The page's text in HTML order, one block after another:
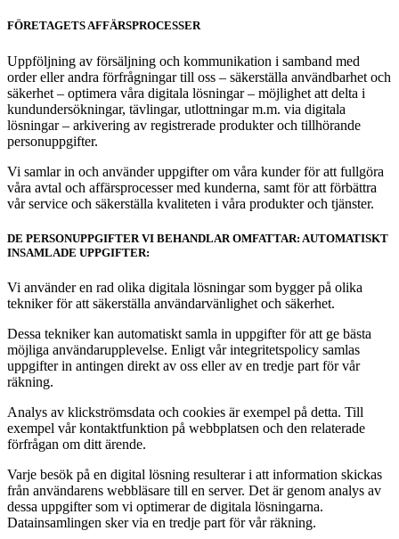
FÖRETAGETS AFFÄRSPROCESSER
Uppföljning av försäljning och kommunikation i samband med
order eller andra förfrågningar till oss – säkerställa användbarhet och
säkerhet – optimera våra digitala lösningar – möjlighet att delta i
kundundersökningar, tävlingar, utlottningar m.m. via digitala
lösningar – arkivering av registrerade produkter och tillhörande
personuppgifter.
Vi samlar in och använder uppgifter om våra kunder för att fullgöra
våra avtal och affärsprocesser med kunderna, samt för att förbättra
vår service och säkerställa kvaliteten i våra produkter och tjänster.
DE PERSONUPPGIFTER VI BEHANDLAR OMFATTAR: AUTOMATISKT
INSAMLADE UPPGIFTER:
Vi använder en rad olika digitala lösningar som bygger på olika
tekniker för att säkerställa användarvänlighet och säkerhet.
Dessa tekniker kan automatiskt samla in uppgifter för att ge bästa
möjliga användarupplevelse. Enligt vår integritetspolicy samlas
uppgifter in antingen direkt av oss eller av en tredje part för vår
räkning.
Analys av klickströmsdata och cookies är exempel på detta. Till
exempel vår kontaktfunktion på webbplatsen och den relaterade
förfrågan om ditt ärende.
Varje besök på en digital lösning resulterar i att information skickas
från användarens webbläsare till en server. Det är genom analys av
dessa uppgifter som vi optimerar de digitala lösningarna.
Datainsamlingen sker via en tredje part för vår räkning.